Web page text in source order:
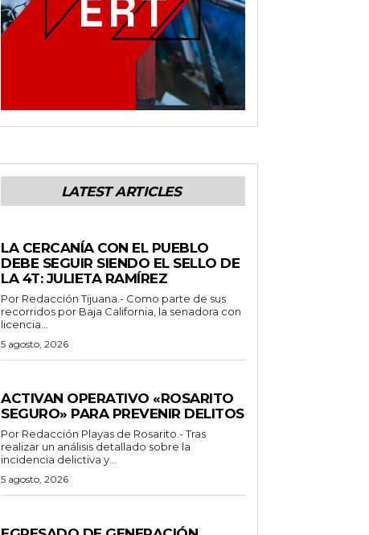
LATEST ARTICLES
LA CERCANÍA CON EL PUEBLO
DEBE SEGUIR SIENDO EL SELLO DE
LA 4T: JULIETA RAMÍREZ
Por Redacción Tijuana.- Como parte de sus
recorridos por Baja California, la senadora con
licencia...
5 agosto, 2026
ACTIVAN OPERATIVO «ROSARITO
SEGURO» PARA PREVENIR DELITOS
Por Redacción Playas de Rosarito.- Tras
realizar un análisis detallado sobre la
incidencia delictiva y...
5 agosto, 2026